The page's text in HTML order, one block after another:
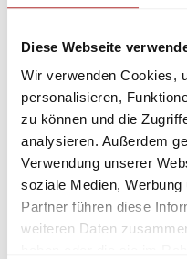
Diese Webseite
Wir verwenden Cookies,
personalisieren,
zu können und die
analysieren. Außerdem
Verwendung unserer
soziale Medien,
Partner führen diese
weiteren Daten